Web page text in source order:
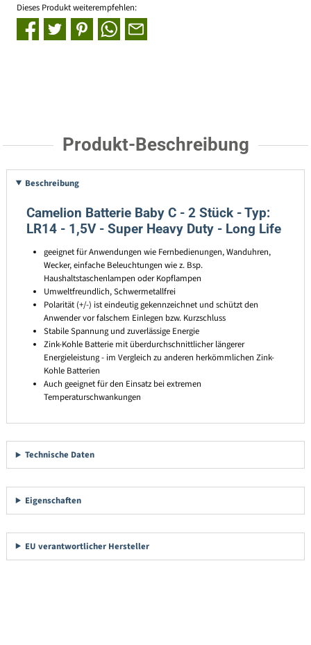
Dieses Produkt weiterempfehlen:
Produkt-Beschreibung
Beschreibung
Camelion Batterie Baby C - 2 Stück - Typ:
LR14 - 1,5V - Super Heavy Duty - Long Life
geeignet für Anwendungen wie Fernbedienungen, Wanduhren,
Wecker, einfache Beleuchtungen wie z. Bsp.
Haushaltstaschenlampen oder Kopflampen
Umweltfreundlich, Schwermetallfrei
Polarität (+/-) ist eindeutig gekennzeichnet und schützt den
Anwender vor falschem Einlegen bzw. Kurzschluss
Stabile Spannung und zuverlässige Energie
Zink-Kohle Batterie mit überdurchschnittlicher längerer
Energieleistung - im Vergleich zu anderen herkömmlichen Zink-
Kohle Batterien
Auch geeignet für den Einsatz bei extremen
Temperaturschwankungen
Technische Daten
Eigenschaften
EU verantwortlicher Hersteller